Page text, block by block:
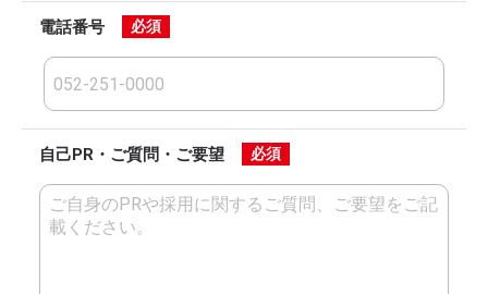
電話番号 必須
自己PR・ご質問・ご要望 必須